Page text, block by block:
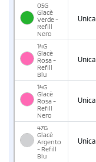
05G
Glacè
Verde -
Refill
Nero
Unica
14G
Glacè
Rosa -
Refill
Blu
Unica
14G
Glacè
Rosa -
Refill
Nero
Unica
47G
Glacè
Argento
- Refill
Blu
Unica